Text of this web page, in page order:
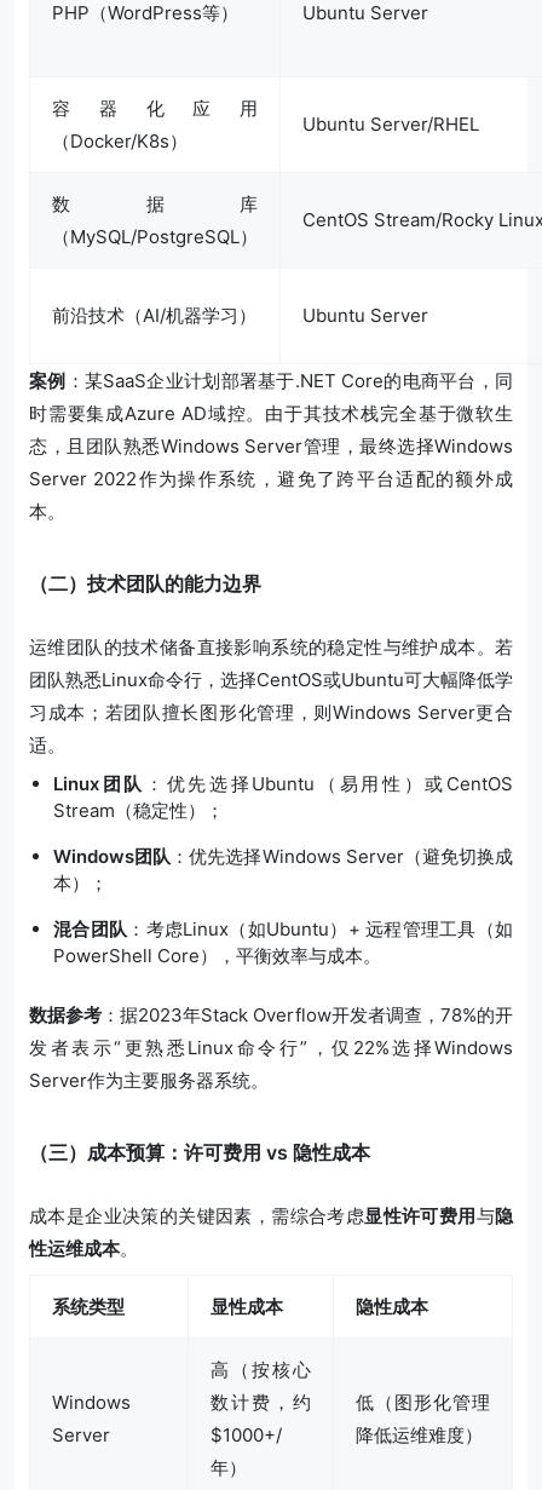
PHP（WordPress等） Ubuntu Server
容器化应用
（Docker/K8s）
Ubuntu Server/RHEL
数据库
（MySQL/PostgreSQL）
CentOS Stream/Rocky
前沿技术（AI/机器学习） Ubuntu Server
案例 ：某SaaS企业计划部署基于.NET Core的电商平台，同
时需要集成Azure AD域控。由于其技术栈完全基于微软生
态，且团队熟悉Windows Server管理，最终选择Windows
Server 2022作为操作系统，避免了跨平台适配的额外成
本。
（二）技术团队的能力边界
运维团队的技术储备直接影响系统的稳定性与维护成本。若
团队熟悉Linux命令行，选择CentOS或Ubuntu可大幅降低学
习成本；若团队擅长图形化管理，则Windows Server更合
适。
Linux团队 ：优先选择Ubuntu（易用性）或CentOS
Stream（稳定性）；
Windows团队 ：优先选择Windows Server（避免切换成
本）；
混合团队 ：考虑Linux（如Ubuntu）+ 远程管理工具（如
PowerShell Core），平衡效率与成本。
数据参考 ：据2023年Stack Overflow开发者调查，78%的开
发者表示“更熟悉Linux命令行”，仅22%选择Windows
Server作为主要服务器系统。
（三）成本预算：许可费用 vs 隐性成本
成本是企业决策的关键因素，需综合考虑显性许可费用与隐
性运维成本。
系统类型 显性成本 隐性成本
Windows
Server
高（按核心
数计费，约
$1000+/
年）
低（图形化管理
降低运维难度）